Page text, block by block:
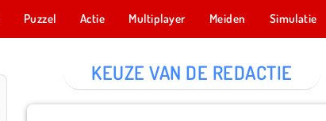
Puzzel Actie Multiplayer Meiden Simulatie
KEUZE VAN DE REDACTIE